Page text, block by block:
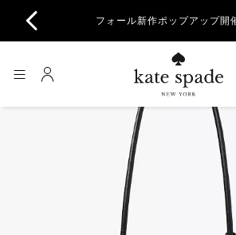
フォール新作ポップアップ開